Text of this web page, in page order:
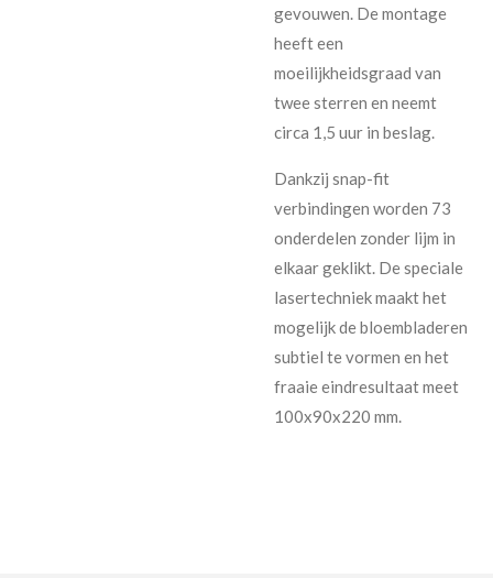
gevouwen. De montage
heeft een
moeilijkheidsgraad van
twee sterren en neemt
circa 1,5 uur in beslag.
Dankzij snap-fit
verbindingen worden 73
onderdelen zonder lijm in
elkaar geklikt. De speciale
lasertechniek maakt het
mogelijk de bloembladeren
subtiel te vormen en het
fraaie eindresultaat meet
100x90x220 mm.